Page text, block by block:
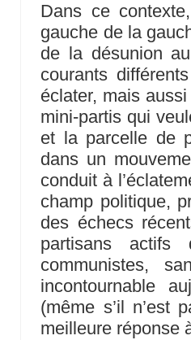
Dans ce
gauche de la
de la désunion
courants
éclater, mais
mini-partis qui
et la parcelle de
dans un
conduit à
champ politique,
des échecs
partisans actifs
communistes,
incontournable
(même s’il n’est
meilleure réponse